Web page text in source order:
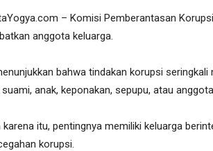
– Komisi Pemberantasan
anggota keluarga.
bahwa tindakan korupsi
anak, keponakan, sepupu, atau
karena itu, pentingnya memiliki keluarga
korupsi.